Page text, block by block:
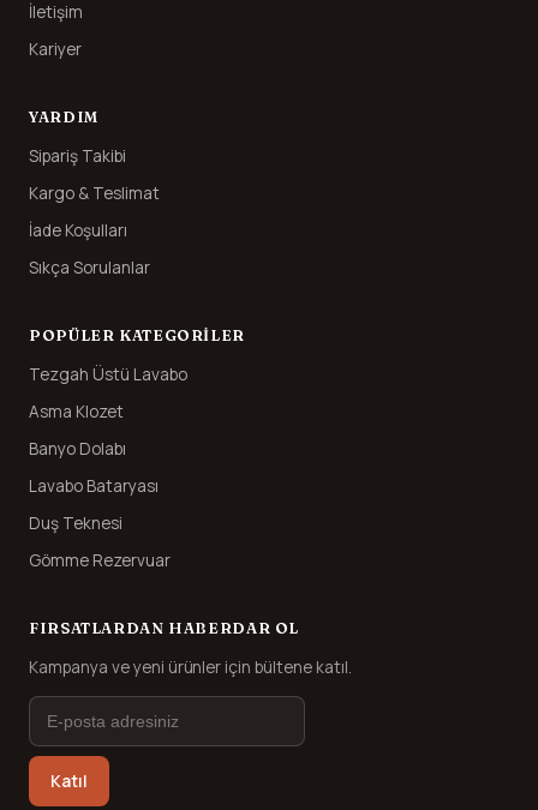
İletişim
Kariyer
YARDIM
Sipariş Takibi
Kargo & Teslimat
İade Koşulları
Sıkça Sorulanlar
POPÜLER KATEGORILER
Tezgah Üstü Lavabo
Asma Klozet
Banyo Dolabı
Lavabo Bataryası
Duş Teknesi
Gömme Rezervuar
FIRSATLARDAN HABERDAR OL
Kampanya ve yeni ürünler için bültene katıl.
Katıl